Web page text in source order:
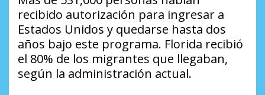
recibido autorización para ingresar a
Estados Unidos y quedarse hasta dos
años bajo este programa. Florida recibió
el 80% de los migrantes que llegaban,
según la administración actual.